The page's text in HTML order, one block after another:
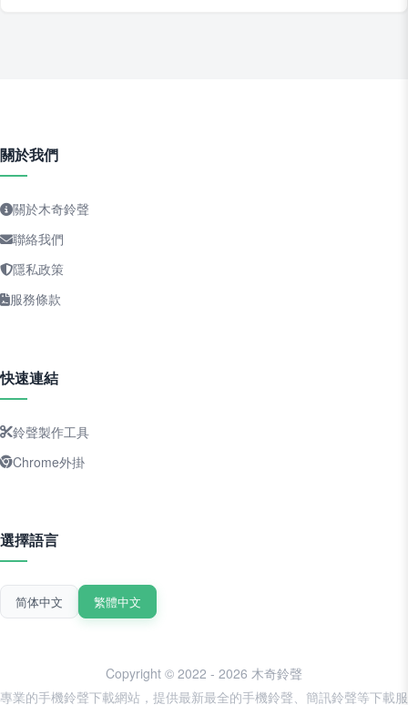
關於我們
關於木奇鈴聲
聯絡我們
隱私政策
服務條款
快速連結
鈴聲製作工具
Chrome外掛
選擇語言
简体中文 繁體中文
Copyright © 2022 - 2026 木奇鈴聲
專業的手機鈴聲下載網站，提供最新最全的手機鈴聲、簡訊鈴聲等下載服